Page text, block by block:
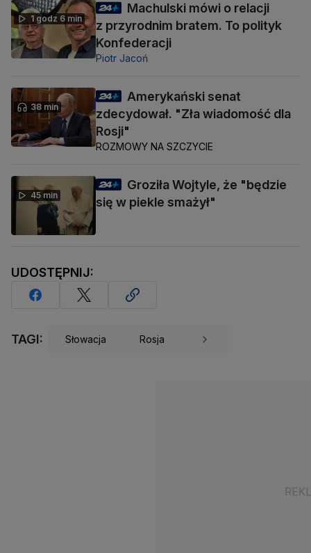
1 godz 6 min
Machulski mówi o relacji
z przyrodnim bratem. To polityk
Konfederacji
Piotr Jacoń
38 min
Amerykański senat
zdecydował. "Zła wiadomość dla
Rosji"
ROZMOWY NA SZCZYCIE
45 min
Groziła Wojtyle, że "będzie
się w piekle smażył"
UDOSTĘPNIJ:
TAGI: Słowacja Rosja